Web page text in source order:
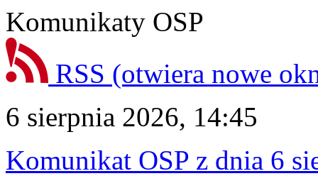
Komunikaty OSP
RSS (otwiera nowe
6 sierpnia 2026, 14:45
Komunikat OSP z dnia 6